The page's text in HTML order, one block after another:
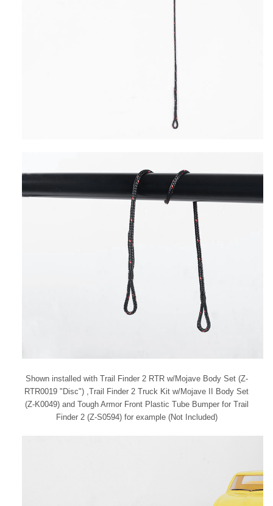
Shown installed with Trail Finder 2 RTR w/Mojave Body Set (Z-
RTR0019 "Disc") ,Trail Finder 2 Truck Kit w/Mojave II Body Set
(Z-K0049) and Tough Armor Front Plastic Tube Bumper for Trail
Finder 2 (Z-S0594) for example (Not Included)